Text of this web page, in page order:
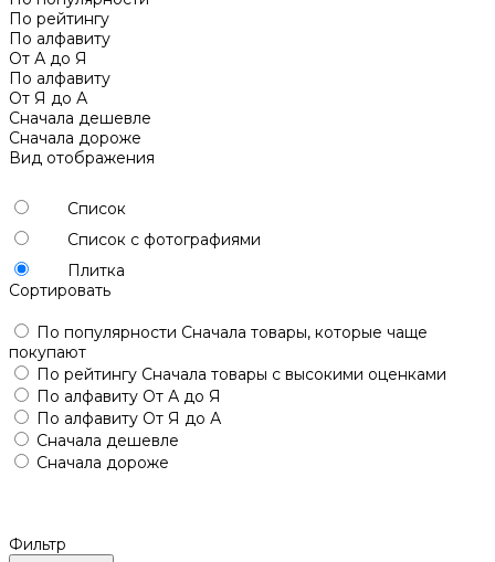
По рейтингу
По алфавиту
От А до Я
По алфавиту
От Я до А
Сначала дешевле
Сначала дороже
Вид отображения
Список
Список с фотографиями
Плитка
Сортировать
По популярности Сначала товары, которые чаще
покупают
По рейтингу Сначала товары с высокими оценками
По алфавиту От А до Я
По алфавиту От Я до А
Сначала дешевле
Сначала дороже
Фильтр